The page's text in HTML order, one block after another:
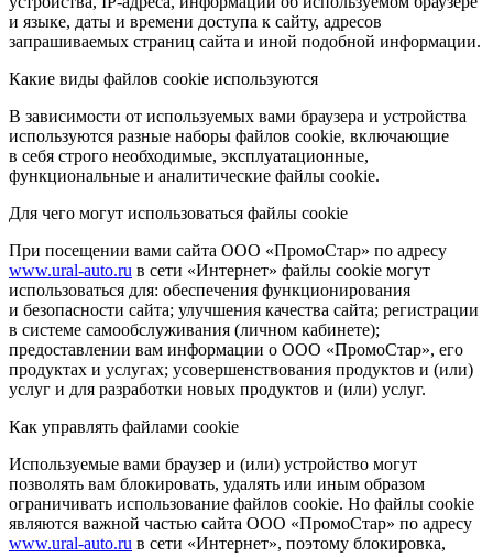
и языке, даты и времени доступа к сайту, адресов
запрашиваемых страниц сайта и иной подобной информации.
Какие виды файлов cookie используются
В зависимости от используемых вами браузера и устройства
используются разные наборы файлов cookie, включающие
в себя строго необходимые, эксплуатационные,
функциональные и аналитические файлы cookie.
Для чего могут использоваться файлы cookie
При посещении вами сайта ООО «ПромоСтар» по адресу
www.ural-auto.ru в сети «Интернет» файлы cookie могут
использоваться для: обеспечения функционирования
и безопасности сайта; улучшения качества сайта; регистрации
в системе самообслуживания (личном кабинете);
предоставлении вам информации о ООО «ПромоСтар», его
продуктах и услугах; усовершенствования продуктов и (или)
услуг и для разработки новых продуктов и (или) услуг.
Как управлять файлами cookie
Используемые вами браузер и (или) устройство могут
позволять вам блокировать, удалять или иным образом
ограничивать использование файлов cookie. Но файлы cookie
являются важной частью сайта ООО «ПромоСтар» по адресу
www.ural-auto.ru в сети «Интернет», поэтому блокировка,